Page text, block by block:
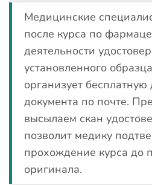
Медицинские
после курса по
деятельности
установленного
организует бесплатную
документа по почте.
высылаем скан
позволит медику
прохождение курса до
оригинала.